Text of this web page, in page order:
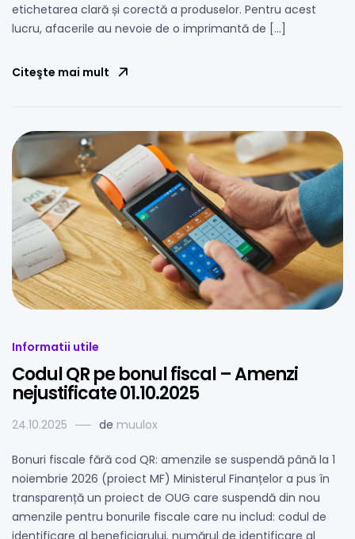
etichetarea clară și corectă a produselor. Pentru acest
lucru, afacerile au nevoie de o imprimantă de […]
Citeşte mai mult
Informatii utile
Codul QR pe bonul fiscal – Amenzi
nejustificate 01.10.2025
24.10.2025 de muulox
Bonuri fiscale fără cod QR: amenzile se suspendă până la 1
noiembrie 2026 (proiect MF) Ministerul Finanțelor a pus în
transparență un proiect de OUG care suspendă din nou
amenzile pentru bonurile fiscale care nu includ: codul de
identificare al beneficiarului, numărul de identificare al